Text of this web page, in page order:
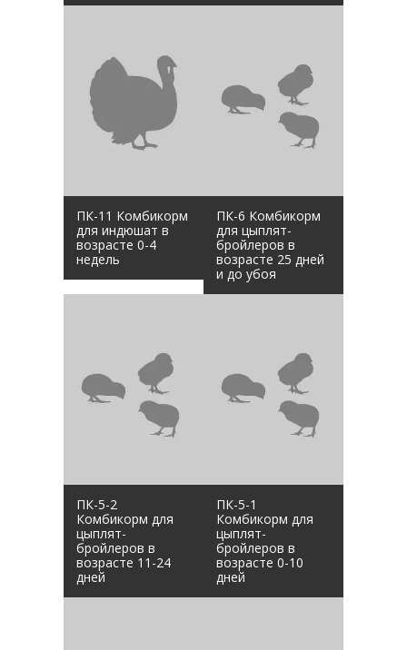
ПК-11 Комбикорм
для индюшат в
возрасте 0-4
недель
ПК-6 Комбикорм
для цыплят-
бройлеров в
возрасте 25 дней
и до убоя
ПК-5-2
Комбикорм для
цыплят-
бройлеров в
возрасте 11-24
дней
ПК-5-1
Комбикорм для
цыплят-
бройлеров в
возрасте 0-10
дней